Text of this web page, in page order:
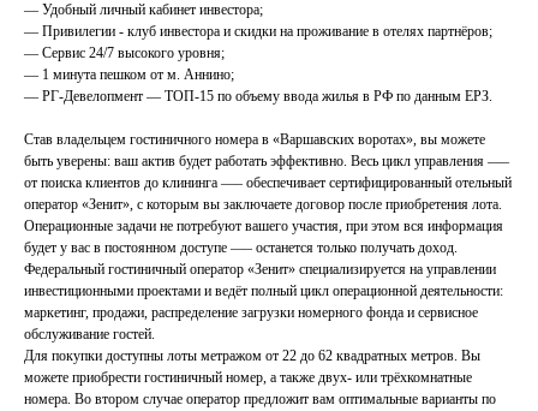
— Удобный личный кабинет инвестора;
— Привилегии - клуб инвестора и скидки на проживание в отелях партнёров;
— Сервис 24/7 высокого уровня;
— 1 минута пешком от м. Аннино;
— РГ-Девелопмент — ТОП-15 по объему ввода жилья в РФ по данным ЕРЗ.
Став владельцем гостиничного номера в «Варшавских воротах», вы можете
быть уверены: ваш актив будет работать эффективно. Весь цикл управления —–
от поиска клиентов до клининга —– обеспечивает сертифицированный отельный
оператор «Зенит», с которым вы заключаете договор после приобретения лота.
Операционные задачи не потребуют вашего участия, при этом вся информация
будет у вас в постоянном доступе —– останется только получать доход.
Федеральный гостиничный оператор «Зенит» специализируется на управлении
инвестиционными проектами и ведёт полный цикл операционной деятельности:
маркетинг, продажи, распределение загрузки номерного фонда и сервисное
обслуживание гостей.
Для покупки доступны лоты метражом от 22 до 62 квадратных метров. Вы
можете приобрести гостиничный номер, а также двух- или трёхкомнатные
номера. Во втором случае оператор предложит вам оптимальные варианты по